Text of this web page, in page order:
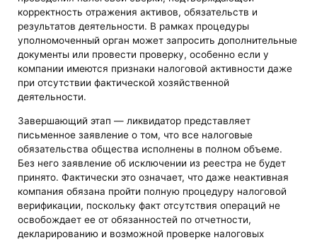
корректность отражения активов, обязательств и
результатов деятельности. В рамках процедуры
уполномоченный орган может запросить дополнительные
документы или провести проверку, особенно если у
компании имеются признаки налоговой активности даже
при отсутствии фактической хозяйственной
деятельности.
Завершающий этап — ликвидатор представляет
письменное заявление о том, что все налоговые
обязательства общества исполнены в полном объеме.
Без него заявление об исключении из реестра не будет
принято. Фактически это означает, что даже неактивная
компания обязана пройти полную процедуру налоговой
верификации, поскольку факт отсутствия операций не
освобождает ее от обязанностей по отчетности,
декларированию и возможной проверке налоговых